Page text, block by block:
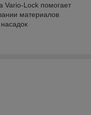
Vario-Lock помогает
материалов